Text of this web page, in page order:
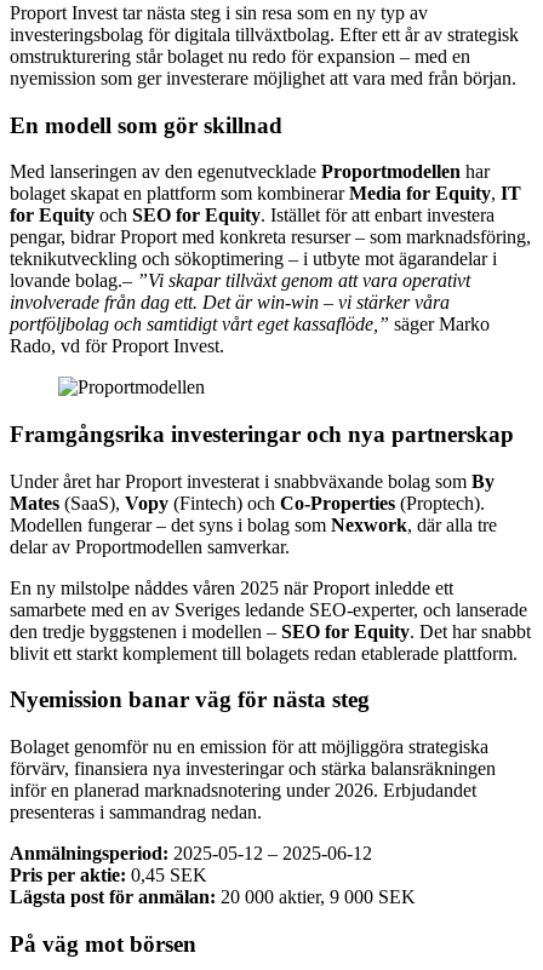
Proport Invest tar nästa steg i sin resa som en ny typ av
investeringsbolag för digitala tillväxtbolag. Efter ett år av strategisk
omstrukturering står bolaget nu redo för expansion – med en
nyemission som ger investerare möjlighet att vara med från början.
En modell som gör skillnad
Med lanseringen av den egenutvecklade Proportmodellen har
bolaget skapat en plattform som kombinerarMedia for Equity, IT
for Equity och SEO for Equity. Istället för att enbart investera
pengar, bidrar Proport med konkreta resurser – som marknadsföring,
teknikutveckling och sökoptimering – i utbyte mot ägarandelar i
lovande bolag.– ”Vi skapar tillväxt genom att vara operativt
involverade från dag ett. Det är win-win – vi stärker våra
portföljbolag och samtidigt vårt eget kassaflöde,” säger Marko
Rado, vd för Proport Invest.
Framgångsrika investeringar och nya partnerskap
Under året har Proport investerat i snabbväxande bolag som By
Mates (SaaS), Vopy (Fintech) och Co-Properties (Proptech).
Modellen fungerar – det syns i bolag som Nexwork, där alla tre
delar av Proportmodellen samverkar.
En ny milstolpe nåddes våren 2025 när Proport inledde ett
samarbete med en av Sveriges ledande SEO-experter, och lanserade
den tredje byggstenen i modellen – SEO for Equity. Det har snabbt
blivit ett starkt komplement till bolagets redan etablerade plattform.
Nyemission banar väg för nästa steg
Bolaget genomför nu en emission för att möjliggöra strategiska
förvärv, finansiera nya investeringar och stärka balansräkningen
inför en planerad marknadsnotering under 2026. Erbjudandet
presenteras i sammandrag nedan.
Anmälningsperiod: 2025-05-12 – 2025-06-12
Pris per aktie: 0,45 SEK
Lägsta post för anmälan: 20 000 aktier, 9 000 SEK
På väg mot börsen